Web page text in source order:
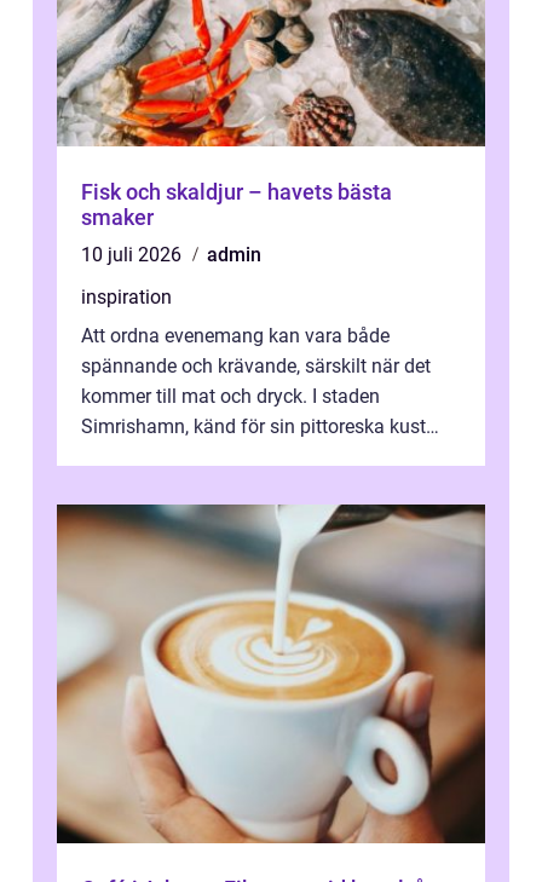
Fisk och skaldjur – havets bästa
smaker
10 juli 2026
admin
inspiration
Att ordna evenemang kan vara både
spännande och krävande, särskilt när det
kommer till mat och dryck. I staden
Simrishamn, känd för sin pittoreska kust